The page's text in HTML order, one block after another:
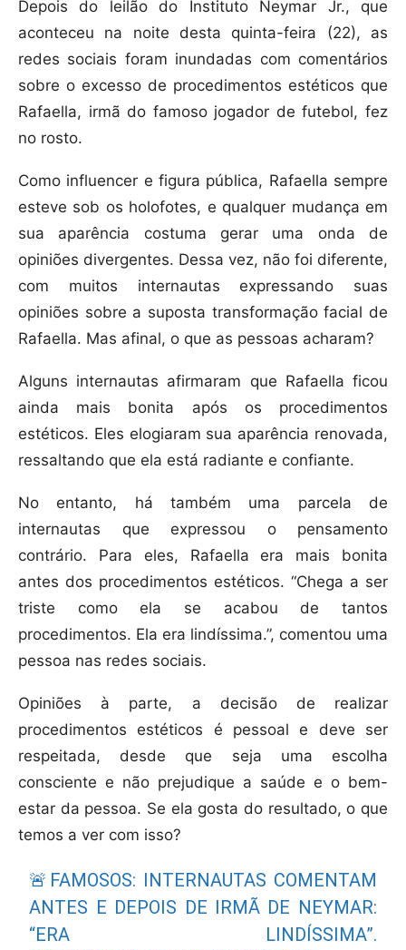
Depois do leilão do Instituto Neymar Jr., que
aconteceu na noite desta quinta-feira (22), as
redes sociais foram inundadas com comentários
sobre o excesso de procedimentos estéticos que
Rafaella, irmã do famoso jogador de futebol, fez
no rosto.
Como influencer e figura pública, Rafaella sempre
esteve sob os holofotes, e qualquer mudança em
sua aparência costuma gerar uma onda de
opiniões divergentes. Dessa vez, não foi diferente,
com muitos internautas expressando suas
opiniões sobre a suposta transformação facial de
Rafaella. Mas afinal, o que as pessoas acharam?
Alguns internautas afirmaram que Rafaella ficou
ainda mais bonita após os procedimentos
estéticos. Eles elogiaram sua aparência renovada,
ressaltando que ela está radiante e confiante.
No entanto, há também uma parcela de
internautas que expressou o pensamento
contrário. Para eles, Rafaella era mais bonita
antes dos procedimentos estéticos. “Chega a ser
triste como ela se acabou de tantos
procedimentos. Ela era lindíssima.”, comentou uma
pessoa nas redes sociais.
Opiniões à parte, a decisão de realizar
procedimentos estéticos é pessoal e deve ser
respeitada, desde que seja uma escolha
consciente e não prejudique a saúde e o bem-
estar da pessoa. Se ela gosta do resultado, o que
temos a ver com isso?
🚨FAMOSOS: INTERNAUTAS COMENTAM
ANTES E DEPOIS DE IRMÃ DE NEYMAR:
“ERA LINDÍSSIMA”.